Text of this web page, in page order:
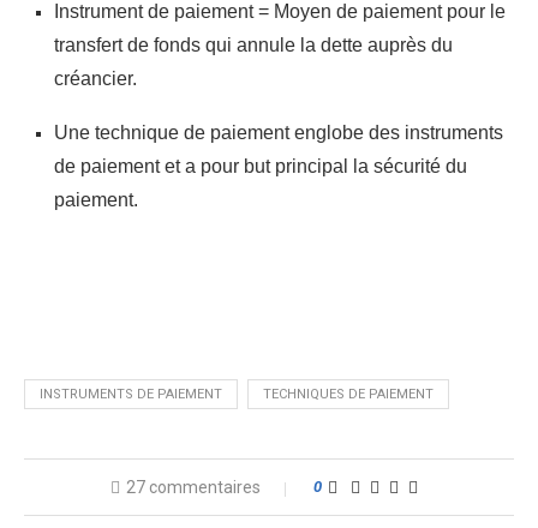
Instrument de paiement = Moyen de paiement pour le
transfert de fonds qui annule la dette auprès du
créancier.
Une technique de paiement englobe des instruments
de paiement et a pour but principal la sécurité du
paiement.
INSTRUMENTS DE PAIEMENT TECHNIQUES DE PAIEMENT
27 commentaires 0